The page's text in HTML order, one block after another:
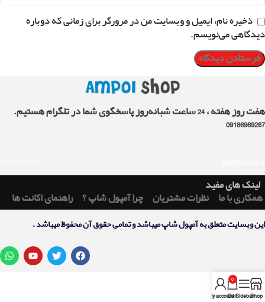
ذخیره نام، ایمیل و وبسایت من در مرورگر برای زمانی که دوباره
دیدگاهی می‌نویسم.
هفت روز هفته ، 24 ساعت شبانه‌روز پاسخگوی شما در تلگرام هستیم.
09186969267
لینک های مفید
همکاری با ما
نظرات مشتریان چرا آمپول شاپ ؟ راهنمای اکانت ها
اين وبسايت متعلق به آمپول شاپ ميباشد و تمامی حقوق آن محفوظ ميباشد .
Shop
Sidebar
0
Cart
My account